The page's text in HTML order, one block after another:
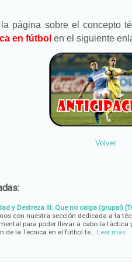
página sobre el concepto
en fútbol en el siguiente
Volver
y Destreza III: Que no caiga (grupal)
con nuestra sección dedicada a la
para poder llevar a cabo la táctica
de la Técnica en el fútbol te… Leer más